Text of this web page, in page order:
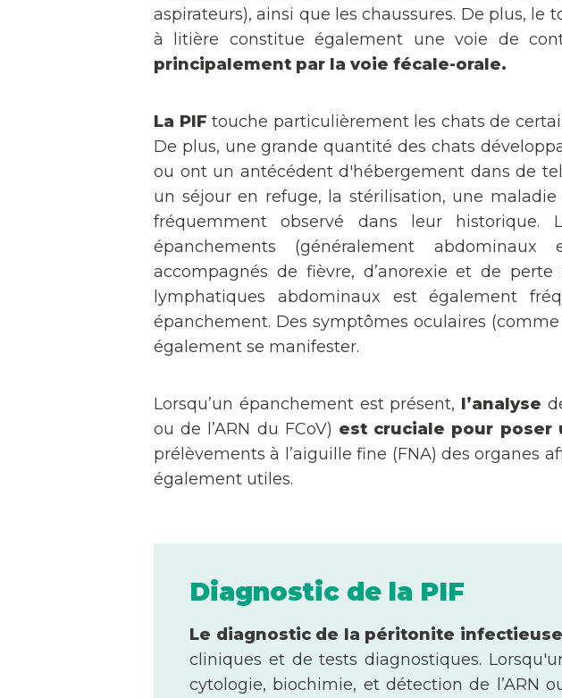
aspirateurs), ainsi que les chaussures. De plus,
à litière constitue également une voie de
principalement par la voie fécale-orale.
La PIF touche particulièrement les chats de
De plus, une grande quantité des chats
ou ont un antécédent d'hébergement dans de
un séjour en refuge, la stérilisation, une
fréquemment observé dans leur
épanchements (généralement
accompagnés de fièvre, d’anorexie et de
lymphatiques abdominaux est également
épanchement. Des symptômes oculaires
également se manifester.
Lorsqu’un épanchement est présent, l’analyse
ou de l’ARN du FCoV) est cruciale pour poser
prélèvements à l’aiguille fine (FNA) des organes
également utiles.
Diagnostic de la PIF
Le diagnostic de la péritonite
cliniques et de tests diagnostiques.
cytologie, biochimie, et détection de l’ARN